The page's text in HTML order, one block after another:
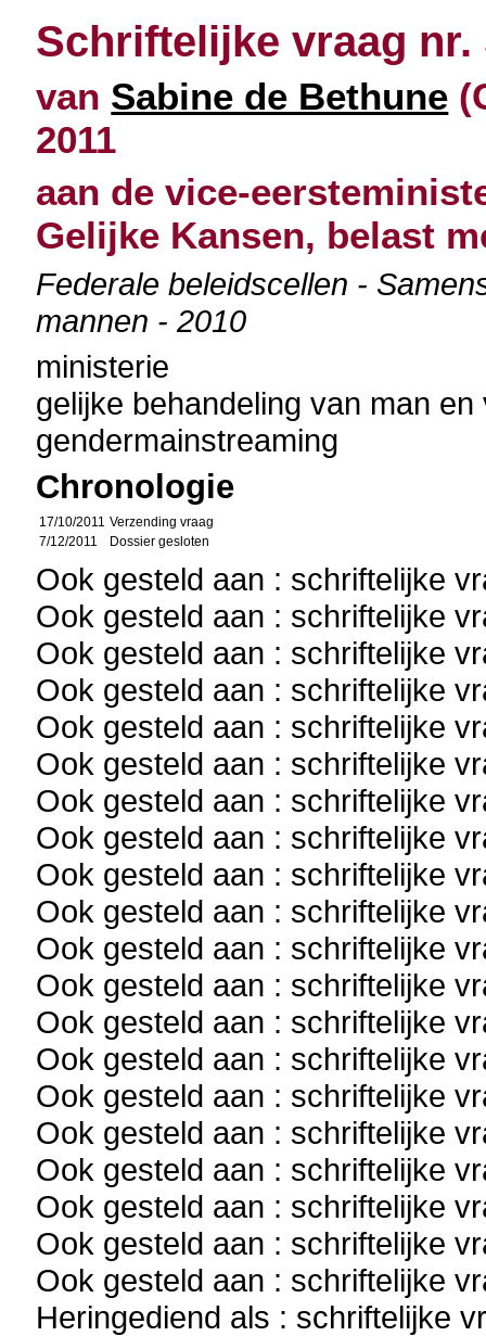
Schriftelijke vraag nr.
van Sabine de Bethune
2011
aan de vice-
Gelijke Kansen, belast
Federale beleidscellen -
mannen - 2010
ministerie
gelijke behandeling van man en
gendermainstreaming
Chronologie
17/10/2011 Verzending vraag
7/12/2011
Dossier gesloten
Ook gesteld aan : schriftelijke
Ook gesteld aan : schriftelijke
Ook gesteld aan : schriftelijke
Ook gesteld aan : schriftelijke
Ook gesteld aan : schriftelijke
Ook gesteld aan : schriftelijke
Ook gesteld aan : schriftelijke
Ook gesteld aan : schriftelijke
Ook gesteld aan : schriftelijke
Ook gesteld aan : schriftelijke
Ook gesteld aan : schriftelijke
Ook gesteld aan : schriftelijke
Ook gesteld aan : schriftelijke
Ook gesteld aan : schriftelijke
Ook gesteld aan : schriftelijke
Ook gesteld aan : schriftelijke
Ook gesteld aan : schriftelijke
Ook gesteld aan : schriftelijke
Ook gesteld aan : schriftelijke
Ook gesteld aan : schriftelijke
Heringediend als : schriftelijke